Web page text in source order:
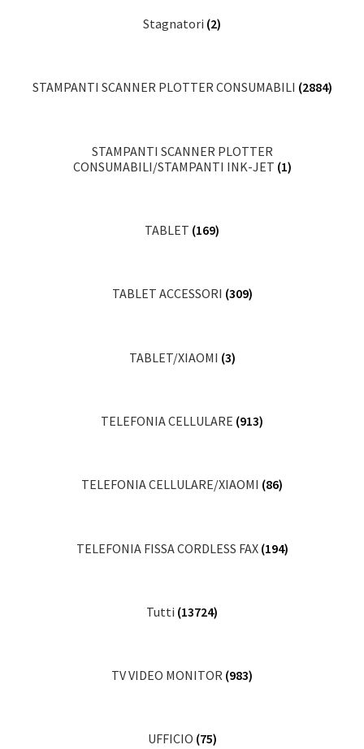
Stagnatori (2)
STAMPANTI SCANNER PLOTTER CONSUMABILI (2884)
STAMPANTI SCANNER PLOTTER
CONSUMABILI/STAMPANTI INK-JET (1)
TABLET (169)
TABLET ACCESSORI (309)
TABLET/XIAOMI (3)
TELEFONIA CELLULARE (913)
TELEFONIA CELLULARE/XIAOMI (86)
TELEFONIA FISSA CORDLESS FAX (194)
Tutti (13724)
TV VIDEO MONITOR (983)
UFFICIO (75)